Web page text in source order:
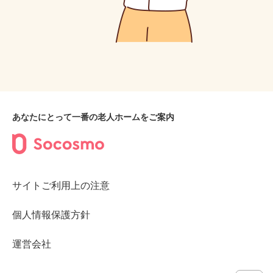
あなたにとって一番の老人ホームをご案内
サイトご利用上の注意
個人情報保護方針
運営会社